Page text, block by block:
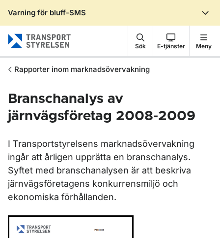
Varning för bluff-SMS
Sök E-tjänster Meny
Rapporter inom marknadsövervakning
Branschanalys av
järnvägsföretag 2008-2009
I Transportstyrelsens marknadsövervakning
ingår att årligen upprätta en branschanalys.
Syftet med branschanalysen är att beskriva
järnvägsföretagens konkurrensmiljö och
ekonomiska förhållanden.